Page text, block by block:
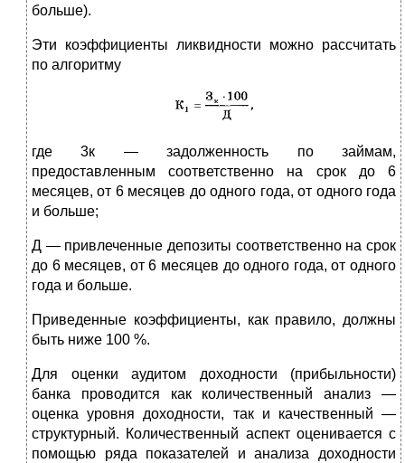
больше).
Эти коэффициенты ликвидности можно рассчитать
по алгоритму
где 3к — задолженность по займам,
предоставленным соот­ветственно на срок до 6
месяцев, от 6 месяцев до одного года, от одного года
и больше;
Д — привлеченные депозиты соответственно на срок
до 6 месяцев, от 6 месяцев до одного года, от одного
года и больше.
Приведенные коэффициенты, как правило, должны
быть ниже 100 %.
Для оценки аудитом доходности (прибыльности)
банка проводится как количественный анализ —
оценка уровня доходности, так и качественный —
структурный. Количе­ственный аспект оценивается с
помощью ряда показателей и анализа доходности